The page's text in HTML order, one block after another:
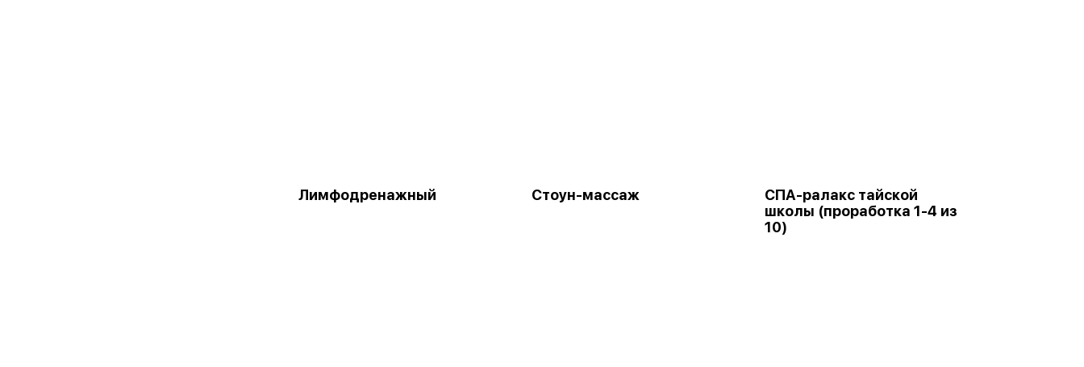
Лимфодренажный Стоун-массаж
СПА-ралакс тайской
школы (проработка 1-4 из
10)